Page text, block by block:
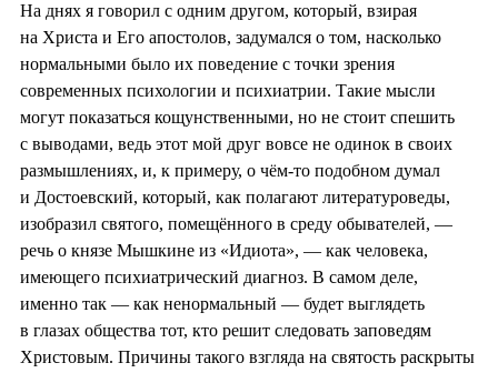
На днях я говорил с одним другом, который, взирая
на Христа и Его апостолов, задумался о том, насколько
нормальными было их поведение с точки зрения
современных психологии и психиатрии. Такие мысли
могут показаться кощунственными, но не стоит спешить
с выводами, ведь этот мой друг вовсе не одинок в своих
размышлениях, и, к примеру, о чём-то подобном думал
и Достоевский, который, как полагают литературоведы,
изобразил святого, помещённого в среду обывателей, —
речь о князе Мышкине из «Идиота», — как человека,
имеющего психиатрический диагноз. В самом деле,
именно так — как ненормальный — будет выглядеть
в глазах общества тот, кто решит следовать заповедям
Христовым. Причины такого взгляда на святость раскрыты